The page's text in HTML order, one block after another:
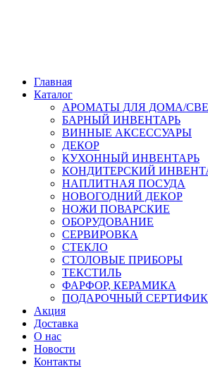
Главная
Каталог
АРОМАТЫ ДЛЯ ДОМА/
БАРНЫЙ ИНВЕНТАРЬ
ВИННЫЕ АКСЕССУАРЫ
ДЕКОР
КУХОННЫЙ ИНВЕНТАРЬ
КОНДИТЕРСКИЙ
НАПЛИТНАЯ ПОСУДА
НОВОГОДНИЙ ДЕКОР
НОЖИ ПОВАРСКИЕ
ОБОРУДОВАНИЕ
СЕРВИРОВКА
СТЕКЛО
СТОЛОВЫЕ ПРИБОРЫ
ТЕКСТИЛЬ
ФАРФОР, КЕРАМИКА
ПОДАРОЧНЫЙ
Акция
Доставка
О нас
Новости
Контакты